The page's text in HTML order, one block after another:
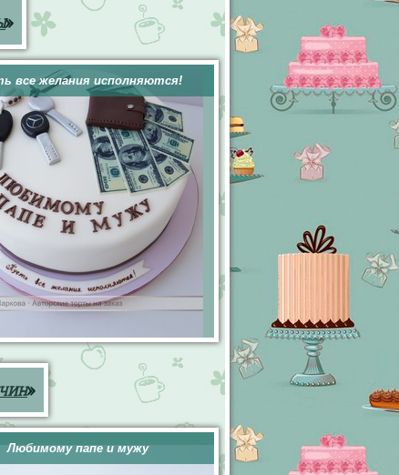
»
все желания исполняются!
»
Любимому папе и мужу